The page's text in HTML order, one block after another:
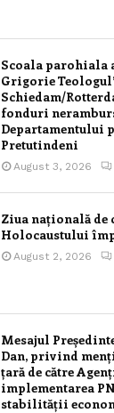
Scoala parohiala
Grigorie
Schiedam/
fonduri
Departamentului
Pretutindeni
August 3, 2026
Ziua națională de
Holocaustului
August 2, 2026
Mesajul
Dan, privind
țară de către
implementarea
stabilității